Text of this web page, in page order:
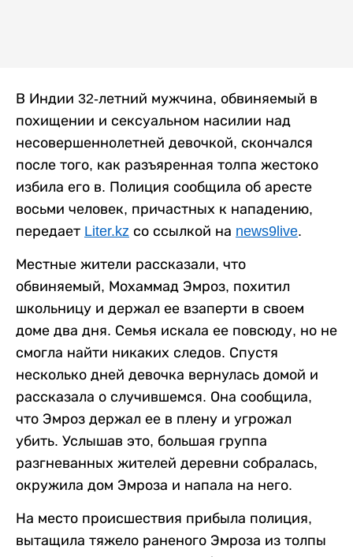
В Индии 32-летний мужчина, обвиняемый в
похищении и сексуальном насилии над
несовершеннолетней девочкой, скончался
после того, как разъяренная толпа жестоко
избила его в. Полиция сообщила об аресте
восьми человек, причастных к нападению,
передает Liter.kz со ссылкой на news9live.
Местные жители рассказали, что
обвиняемый, Мохаммад Эмроз, похитил
школьницу и держал ее взаперти в своем
доме два дня. Семья искала ее повсюду, но не
смогла найти никаких следов. Спустя
несколько дней девочка вернулась домой и
рассказала о случившемся. Она сообщила,
что Эмроз держал ее в плену и угрожал
убить. Услышав это, большая группа
разгневанных жителей деревни собралась,
окружила дом Эмроза и напала на него.
На место происшествия прибыла полиция,
вытащила тяжело раненого Эмроза из толпы